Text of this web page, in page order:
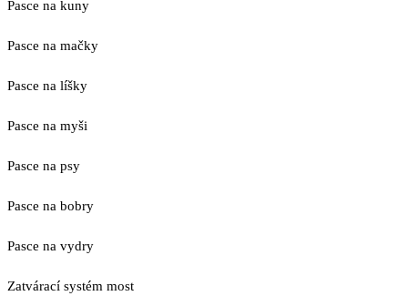
Pasce na kuny
Pasce na mačky
Pasce na líšky
Pasce na myši
Pasce na psy
Pasce na bobry
Pasce na vydry
Zatvárací systém most